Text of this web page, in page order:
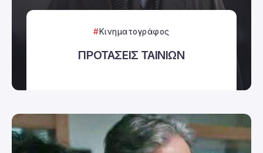
Κινηματογράφος
ΠΡΟΤΑΣΕΙΣ ΤΑΙΝΙΩΝ